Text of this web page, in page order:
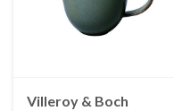
Villeroy & Boch